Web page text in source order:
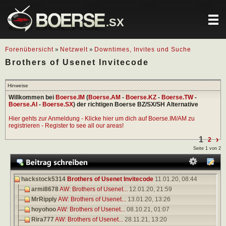
.SX
Forenübersicht » Netzwelt » Downtimes, Invites und Suche
Brothers of Usenet Invitecode
Hinweise
Willkommen bei Boerse.IM (Boerse.AM - Boerse.KZ - Boerse.TW-
Boerse.AI - Boerse.SX) der richtigen Boerse BZ/SX/SH Alternative
Hier gehts zur Anmeldung - Klicke hier um dich auf Boerse.IM/AM zu
registrieren - Register to see all our areas!
1 2 ›
Seite 1 von 2
hackstock5314 Brothers of Usenet Invitecode 11.01.20, 08:44
armi8678AW: Brothers of Usenet... 12.01.20, 21:59
MrRipplyAW: Brothers of Usenet... 13.01.20, 13:26
hoyohooAW: Brothers of Usenet... 08.10.21, 01:07
Rira777AW: Brothers of Usenet... 28.11.21, 13:20